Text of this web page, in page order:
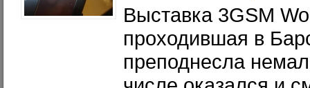
Выставка 3GSM
проходившая в
преподнесла